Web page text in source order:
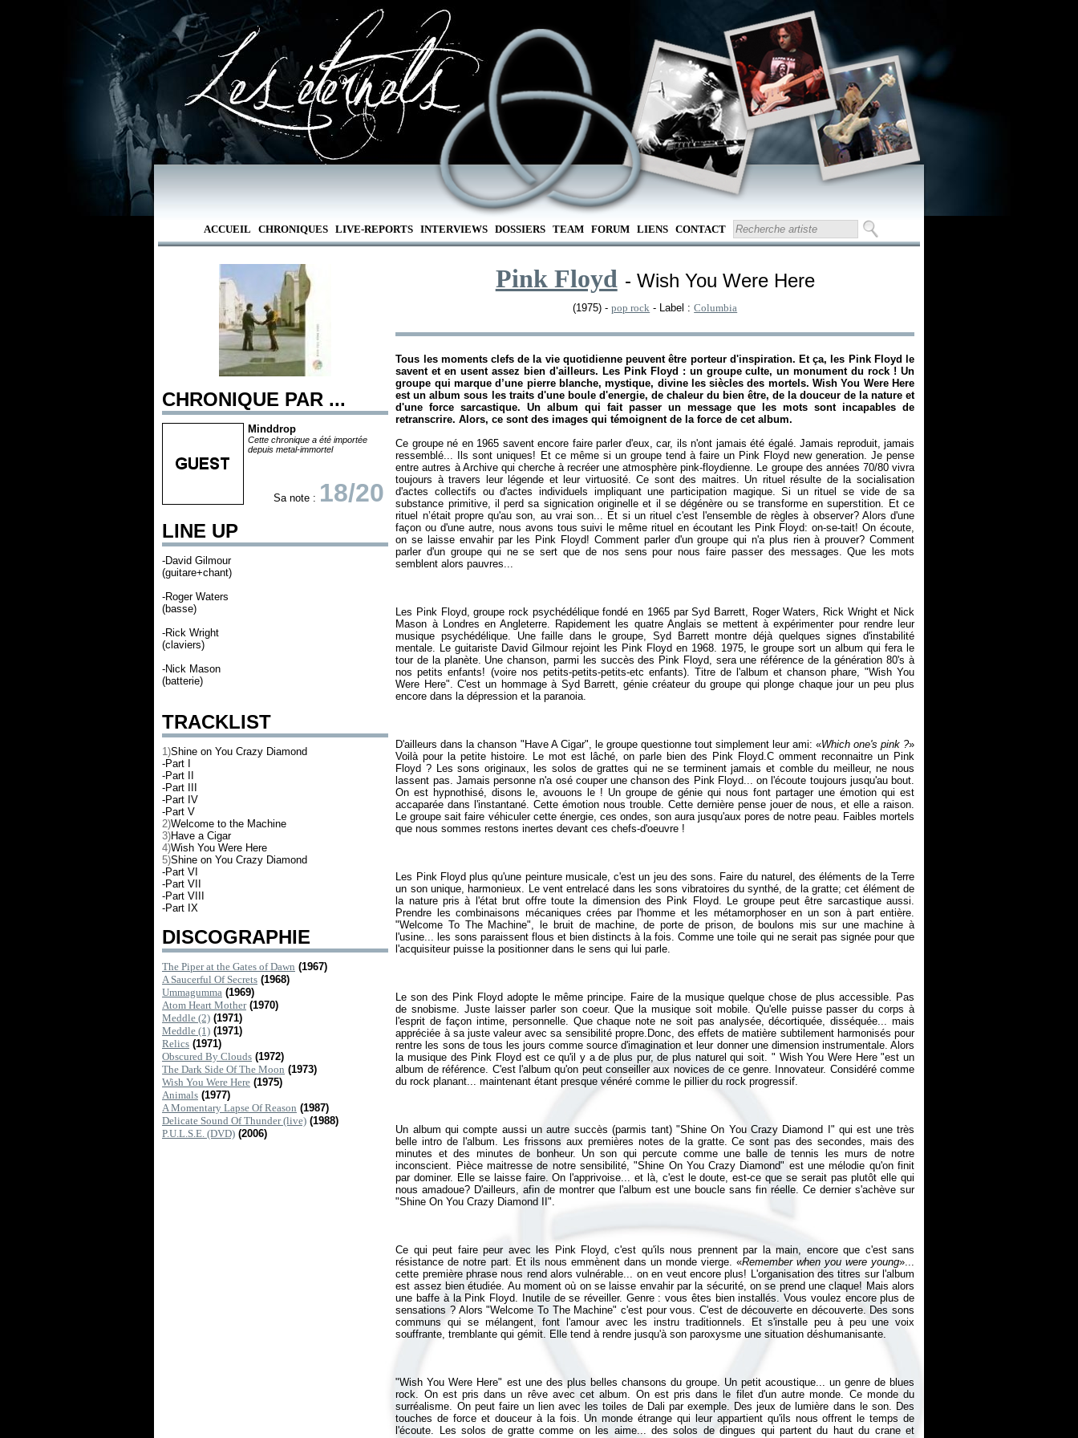
ACCUEIL CHRONIQUES LIVE-REPORTS INTERVIEWS DOSSIERS TEAM FORUM LIENS CONTACT
CHRONIQUE PAR ...
Minddrop
Cette chronique a été importée
depuis metal-immortel
Sa note : 18/20
LINE UP
-David Gilmour
(guitare+chant)
-Roger Waters
(basse)
-Rick Wright
(claviers)
-Nick Mason
(batterie)
TRACKLIST
1)Shine on You Crazy Diamond
-Part I
-Part II
-Part III
-Part IV
-Part V
2)Welcome to the Machine
3)Have a Cigar
4)Wish You Were Here
5)Shine on You Crazy Diamond
-Part VI
-Part VII
-Part VIII
-Part IX
DISCOGRAPHIE
The Piper at the Gates of Dawn (1967)
A Saucerful Of Secrets (1968)
Ummagumma (1969)
Atom Heart Mother (1970)
Meddle (2) (1971)
Meddle (1) (1971)
Relics (1971)
Obscured By Clouds (1972)
The Dark Side Of The Moon (1973)
Wish You Were Here (1975)
Animals (1977)
A Momentary Lapse Of Reason (1987)
Delicate Sound Of Thunder (live) (1988)
P.U.L.S.E. (DVD) (2006)
Pink Floyd - Wish You Were Here
(1975) -pop rock - Label :Columbia
Tous les moments clefs de la vie quotidienne peuvent être porteur d'inspiration. Et ça, les Pink Floyd le
savent et en usent assez bien d'ailleurs. Les Pink Floyd : un groupe culte, un monument du rock ! Un
groupe qui marque d’une pierre blanche, mystique, divine les siècles des mortels.Wish You Were Here
est un album sous les traits d'une boule d'energie, de chaleur du bien être, de la douceur de la nature et
d'une force sarcastique. Un album qui fait passer un message que les mots sont incapables de
retranscrire. Alors, ce sont des images qui témoignent de la force de cet album.
Ce groupe né en 1965 savent encore faire parler d'eux, car, ils n'ont jamais été égalé. Jamais reproduit, jamais
ressemblé... Ils sont uniques! Et ce même si un groupe tend à faire un Pink Floyd new generation. Je pense
entre autres à Archive qui cherche à recréer une atmosphère pink-floydienne. Le groupe des années 70/80 vivra
toujours à travers leur légende et leur virtuosité. Ce sont des maitres. Un rituel résulte de la socialisation
d'actes collectifs ou d'actes individuels impliquant une participation magique. Si un rituel se vide de sa
substance primitive, il perd sa signication originelle et il se dégénère ou se transforme en superstition. Et ce
rituel n’était propre qu'au son, au vrai son... Et si un rituel c'est l'ensemble de règles à observer? Alors d'une
façon ou d'une autre, nous avons tous suivi le même rituel en écoutant les Pink Floyd: on-se-tait! On écoute,
on se laisse envahir par les Pink Floyd! Comment parler d'un groupe qui n'a plus rien à prouver? Comment
parler d'un groupe qui ne se sert que de nos sens pour nous faire passer des messages. Que les mots
Les Pink Floyd, groupe rock psychédélique fondé en 1965 par Syd Barrett, Roger Waters, Rick Wright et Nick
Mason à Londres en Angleterre. Rapidement les quatre Anglais se mettent à expérimenter pour rendre leur
musique psychédélique. Une faille dans le groupe, Syd Barrett montre déjà quelques signes d'instabilité
mentale. Le guitariste David Gilmour rejoint les Pink Floyd en 1968. 1975, le groupe sort un album qui fera le
tour de la planète. Une chanson, parmi les succès des Pink Floyd, sera une référence de la génération 80's à
nos petits enfants! (voire nos petits-petits-petits-etc enfants). Titre de l'album et chanson phare, "Wish You
Were Here". C'est un hommage à Syd Barrett, génie créateur du groupe qui plonge chaque jour un peu plus
D'ailleurs dans la chanson "Have A Cigar", le groupe questionne tout simplement leur ami: «Which one's pink ?»
Voilà pour la petite histoire. Le mot est lâché, on parle bien des Pink Floyd.C omment reconnaitre un Pink
Floyd ? Les sons originaux, les solos de grattes qui ne se terminent jamais et comble du meilleur, ne nous
lassent pas. Jamais personne n'a osé couper une chanson des Pink Floyd... on l'écoute toujours jusqu'au bout.
On est hypnothisé, disons le, avouons le ! Un groupe de génie qui nous font partager une émotion qui est
accaparée dans l'instantané. Cette émotion nous trouble. Cette dernière pense jouer de nous, et elle a raison.
Le groupe sait faire véhiculer cette énergie, ces ondes, son aura jusqu'aux pores de notre peau. Faibles mortels
Les Pink Floyd plus qu'une peinture musicale, c'est un jeu des sons. Faire du naturel, des éléments de la Terre
un son unique, harmonieux. Le vent entrelacé dans les sons vibratoires du synthé, de la gratte; cet élément de
la nature pris à l'état brut offre toute la dimension des Pink Floyd. Le groupe peut être sarcastique aussi.
Prendre les combinaisons mécaniques crées par l'homme et les métamorphoser en un son à part entière.
"Welcome To The Machine", le bruit de machine, de porte de prison, de boulons mis sur une machine à
l'usine... les sons paraissent flous et bien distincts à la fois. Comme une toile qui ne serait pas signée pour que
Le son des Pink Floyd adopte le même principe. Faire de la musique quelque chose de plus accessible. Pas
de snobisme. Juste laisser parler son coeur. Que la musique soit mobile. Qu'elle puisse passer du corps à
l'esprit de façon intime, personnelle. Que chaque note ne soit pas analysée, décortiquée, disséquée... mais
appréciée à sa juste valeur avec sa sensibilité propre.Donc, des effets de matière subtilement harmonisés pour
rentre les sons de tous les jours comme source d'imagination et leur donner une dimension instrumentale. Alors
la musique des Pink Floyd est ce qu'il y a de plus pur, de plus naturel qui soit. " Wish You Were Here "est un
album de référence. C'est l'album qu'on peut conseiller aux novices de ce genre. Innovateur. Considéré comme
Un album qui compte aussi un autre succès (parmis tant) "Shine On You Crazy Diamond I" qui est une très
belle intro de l'album. Les frissons aux premières notes de la gratte. Ce sont pas des secondes, mais des
minutes et des minutes de bonheur. Un son qui percute comme une balle de tennis les murs de notre
inconscient. Pièce maitresse de notre sensibilité, "Shine On You Crazy Diamond" est une mélodie qu'on finit
par dominer. Elle se laisse faire. On l'apprivoise... et là, c'est le doute, est-ce que se serait pas plutôt elle qui
nous amadoue? D'ailleurs, afin de montrer que l'album est une boucle sans fin réelle. Ce dernier s'achève sur
Ce qui peut faire peur avec les Pink Floyd, c'est qu'ils nous prennent par la main, encore que c'est sans
résistance de notre part. Et ils nous emmènent dans un monde vierge. «Remember when you were young»...
cette première phrase nous rend alors vulnérable... on en veut encore plus! L'organisation des titres sur l'album
est assez bien étudiée. Au moment où on se laisse envahir par la sécurité, on se prend une claque! Mais alors
une baffe à la Pink Floyd. Inutile de se réveiller. Genre : vous êtes bien installés. Vous voulez encore plus de
sensations ? Alors "Welcome To The Machine" c'est pour vous. C'est de découverte en découverte. Des sons
communs qui se mélangent, font l'amour avec les instru traditionnels. Et s'installe peu à peu une voix
"Wish You Were Here" est une des plus belles chansons du groupe. Un petit acoustique... un genre de blues
rock. On est pris dans un rêve avec cet album. On est pris dans le filet d'un autre monde. Ce monde du
surréalisme. On peut faire un lien avec les toiles de Dali par exemple. Des jeux de lumière dans le son. Des
touches de force et douceur à la fois. Un monde étrange qui leur appartient qu'ils nous offrent le temps de
l'écoute. Les solos de gratte comme on les aime... des solos de dingues qui partent du haut du crane et